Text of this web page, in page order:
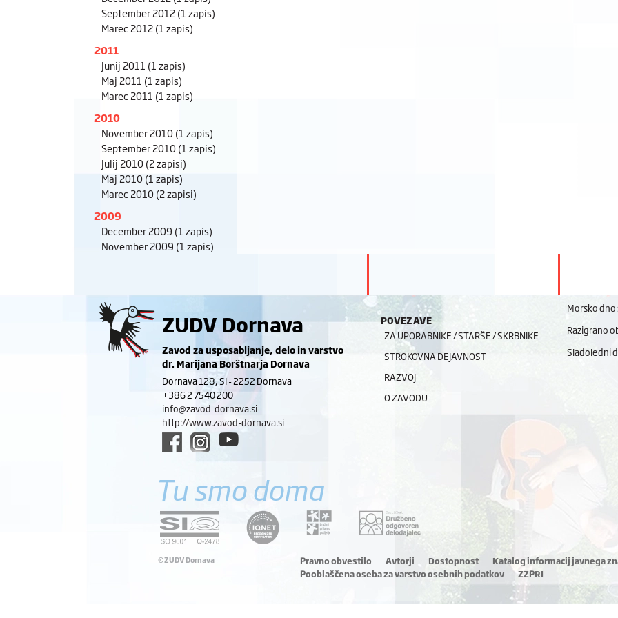
September 2012(1 zapis)
Marec 2012(1 zapis)
2011
Junij 2011 (1 zapis)
Maj 2011 (1 zapis)
Marec 2011 (1 zapis)
2010
November 2010(1 zapis)
September 2010(1 zapis)
Julij 2010(2 zapisi)
Maj 2010(1 zapis)
Marec 2010(2 zapisi)
2009
December 2009 (1 zapis)
November 2009 (1 zapis)
ZUDV Dornava
Zavod za usposabljanje, delo in varstvo
dr. Marijana Borštnarja Dornava
Dornava 128, SI - 2252 Dornava
+386 2 7540 200
info@zavod-dornava.si
http://www.zavod-dornava.si
POVEZAVE
ZA UPORABNIKE / STARŠE / SKRBNIKE
STROKOVNA DEJAVNOST
RAZVOJ
O ZAVODU
Morsko
Razigrano
Sladoledni
Tu smo doma
©ZUDV Dornava Pravno obvestilo Avtorji Dostopnost
Katalog informacij javnega
Pooblaščena oseba za varstvo osebnih podatkov
ZZPRI